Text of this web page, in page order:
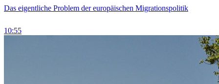
Das eigentliche Problem der europäischen Migrationspolitik
10:55